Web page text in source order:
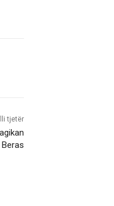
tjetër